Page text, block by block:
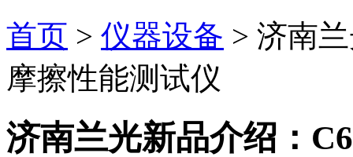
首页 > 仪器设备 > 济南
摩擦性能测试仪
济南兰光新品介绍：